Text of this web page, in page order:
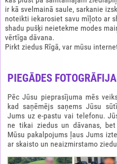
ir kā svelmainā saule, sarkanie
noteikti iekarosiet savu mīļoto ar
shadu pušķi neietekme modes
vērtīga dāvana.
Pirkt ziedus Rīgā, var mūsu
PIEGĀDES
Pēc Jūsu pieprasījuma mēs
kad saņēmējs saņems Jūsu
Jums uz e-pastu vai telefonu.
ne tikai ziedus un dāvanas,
Mūsu pakalpojums ļaus Jums
ar skaisto un neaizmirstamo